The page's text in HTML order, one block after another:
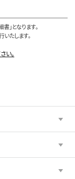
」となります。
たします。
い。